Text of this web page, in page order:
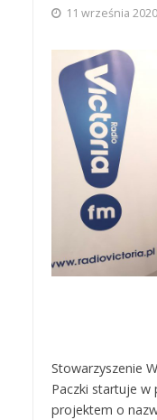
11 września 2020
Stowarzyszenie
Paczki startuje
projektem o